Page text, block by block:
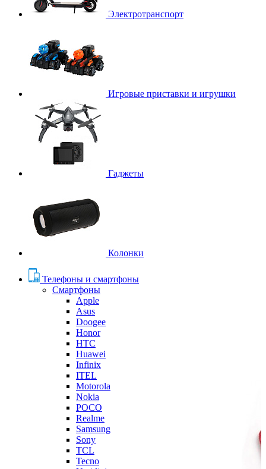
Электротранспорт
Игровые приставки и игрушки
Гаджеты
Колонки
Телефоны и смартфоны
Смартфоны
Apple
Asus
Doogee
Honor
HTC
Huawei
Infinix
ITEL
Motorola
Nokia
POCO
Realme
Samsung
Sony
TCL
Tecno